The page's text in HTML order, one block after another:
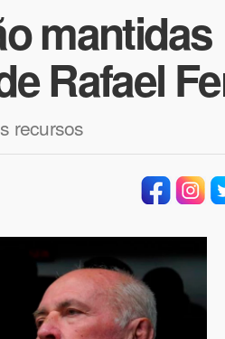
mantidas
Rafael
recursos